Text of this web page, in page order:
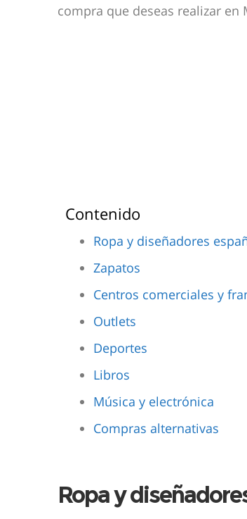
compra que deseas realizar en
Contenido
Ropa y diseñadores
Zapatos
Centros comerciales y
Outlets
Deportes
Libros
Música y electrónica
Compras alternativas
Ropa y